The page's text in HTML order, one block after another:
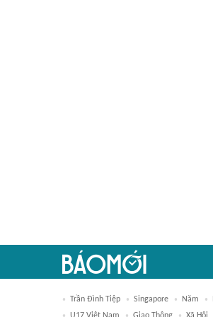
Trần Đình Tiệp Singapore Năm